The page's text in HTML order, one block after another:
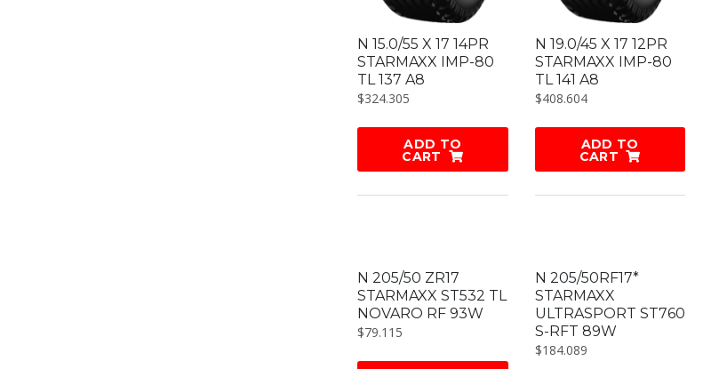
N 15.0/55 X 17 14PR
STARMAXX IMP-80
TL 137 A8
$324.305
ADD TO
CART
N 19.0/45 X 17 12PR
STARMAXX IMP-80
TL 141 A8
$408.604
ADD TO
CART
N 205/50 ZR17
STARMAXX ST532 TL
NOVARO RF 93W
$79.115
N 205/50RF17*
STARMAXX
ULTRASPORT ST760
S-RFT 89W
$184.089